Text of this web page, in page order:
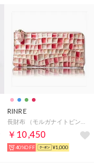
RINRE
￥10,450
40%OFF ¥1,000